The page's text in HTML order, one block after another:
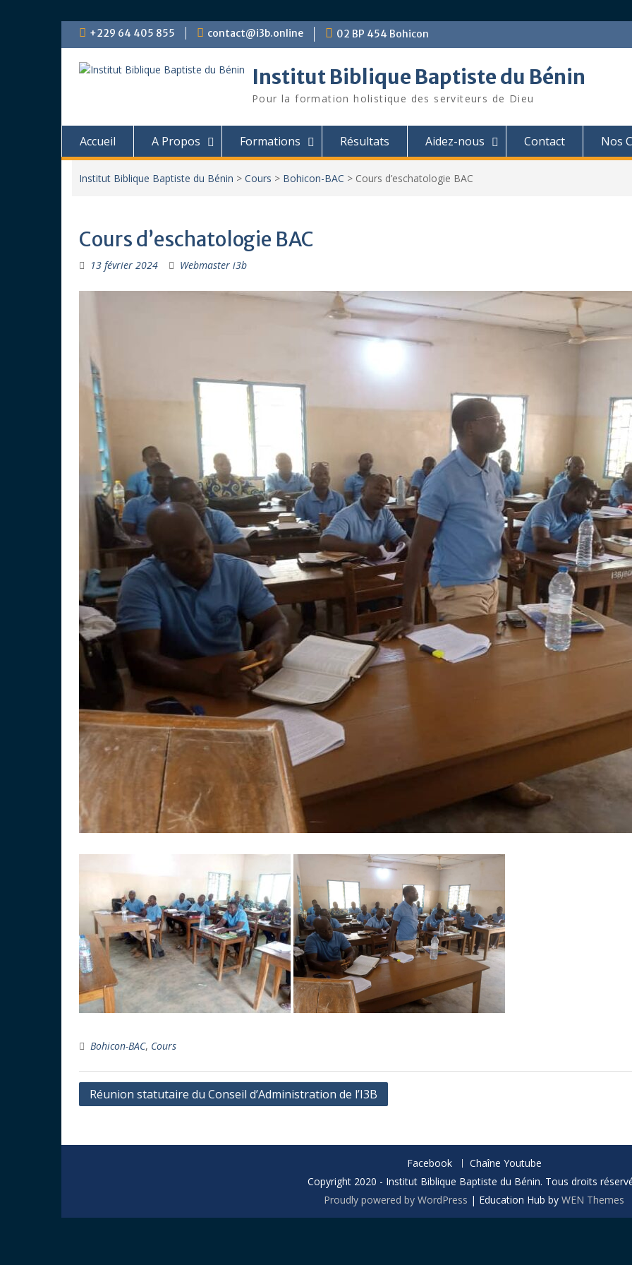
Skip +229 64 405 855 contact@i3b.online 02 BP 454 Bohicon
Institut Biblique Baptiste du Bénin
Pour la formation holistique des serviteurs de Dieu
Accueil A Propos Formations Résultats Aidez-nous Contact Nos
Institut Biblique Baptiste du Bénin > Cours > Bohicon-BAC > Cours d’eschatologie BAC
Cours d’eschatologie BAC
13 février 2024 Webmaster i3b
Bohicon-BAC, Cours
Navigation
Réunion statutaire du Conseil d’Administration de l’I3B
Facebook
Chaîne Youtube
Copyright 2020 - Institut Biblique Baptiste du Bénin. Tous droits
Proudly powered by WordPress | Education Hub by WEN Themes